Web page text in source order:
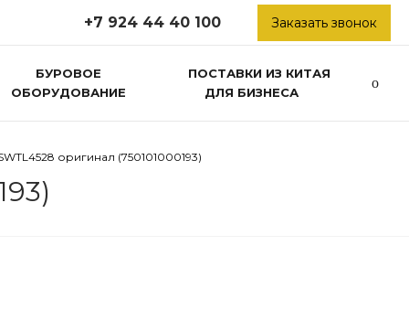
+7 924 44 40 100 Заказать звонок
БУРОВОЕ
ОБОРУДОВАНИЕ
ПОСТАВКИ ИЗ КИТАЯ
ДЛЯ БИЗНЕСА
оригинал (750101000193)